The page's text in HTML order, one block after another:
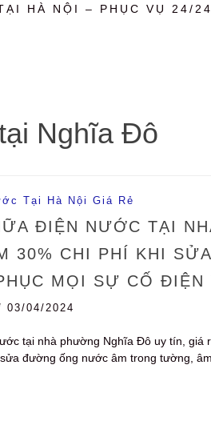
HÀ NỘI – PHỤC VỤ 24/
Nghĩa Đô
Tại Hà Nội Giá Rẻ
ĐIỆN NƯỚC TẠI
30% CHI PHÍ KHI
MỌI SỰ CỐ ĐIỆN
03/04/2024
tại nhà phường Nghĩa Đô uy tín, giá
đường ống nước âm trong tường,